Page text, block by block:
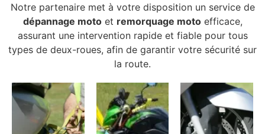
Notre partenaire met à votre disposition un service de
dépannage motoet remorquage motoefficace,
assurant une intervention rapide et fiable pour tous
types de deux-roues, afin de garantir votre sécurité sur
la route.